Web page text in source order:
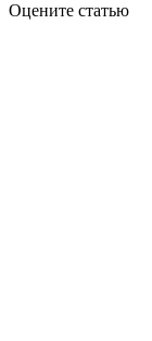
Оцените статью